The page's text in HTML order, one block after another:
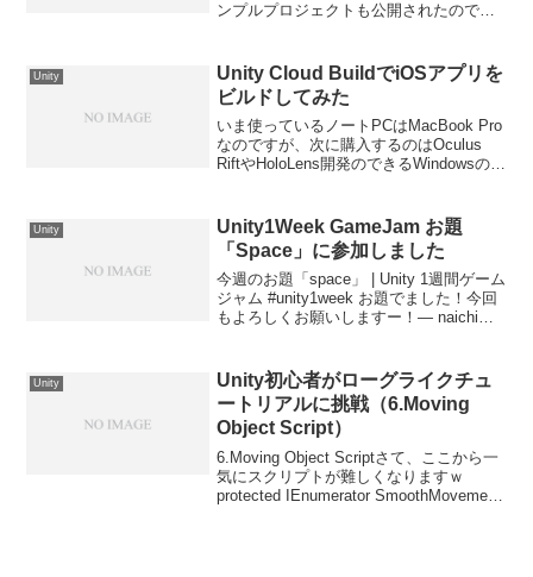
ンプルプロジェクトも公開されたので早
がります。これまで...
Unity
Unity Cloud BuildでiOSアプリを
ビルドしてみた
いま使っているノートPCはMacBook Pro
なのですが、次に購入するのはOculus
RiftやHoloLens開発のできるWindowsのノ
まうな、ということ...
Unity
Unity1Week GameJam お題
「Space」に参加しました
今週のお題「space」 | Unity 1週間ゲーム
ジャム #unity1week お題でました！今回
もよろしくお願いしますー！— naichi
Unity
Unity初心者がローグライクチュ
ートリアルに挑戦（6.Moving
Object Script）
6.Moving Object Scriptさて、ここから一
気にスクリプトが難しくなりますｗ
protected IEnumerator SmoothMovement